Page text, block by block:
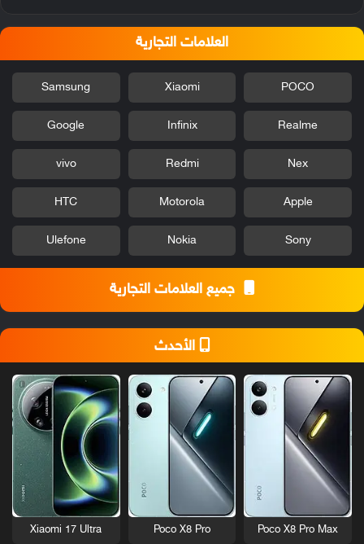
العلامات التجارية
POCO
Xiaomi
Samsung
Realme
Infinix
Google
Nex
Redmi
vivo
Apple
Motorola
HTC
Sony
Nokia
Ulefone
جميع العلامات التجارية
الأحدث
Poco X8 Pro Max
Poco X8 Pro
Xiaomi 17 Ultra